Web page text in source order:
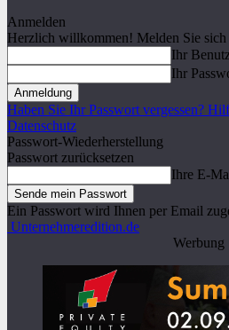
Anmelden
Herzlich willkommen! Melden Sie sich
Ihr
Ihr
Haben Sie Ihr Passwort vergessen?
Datenschutz
Passwort-Wiederherstellung
Passwort zurücksetzen
Ihre E-
Ein Passwort wird Ihnen per Email
Unternehmeredition.de
Werbung